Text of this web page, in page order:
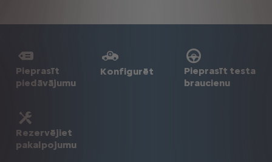
Pieprasīt
piedāvājumu
Konfigurēt
Pieprasīt testa
braucienu
Rezervējiet
pakalpojumu